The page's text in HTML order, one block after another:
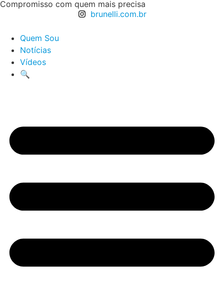
Compromisso com quem mais precisa
brunelli.com.br
Quem Sou
Notícias
Vídeos
🔍